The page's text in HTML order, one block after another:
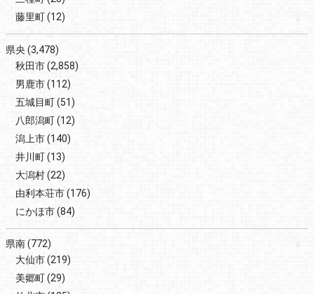
藤里町(12)
県央(3,478)
秋田市(2,858)
男鹿市(112)
五城目町(51)
八郎潟町(12)
潟上市(140)
井川町(13)
大潟村(22)
由利本荘市(176)
にかほ市(84)
県南(772)
大仙市(219)
美郷町(29)